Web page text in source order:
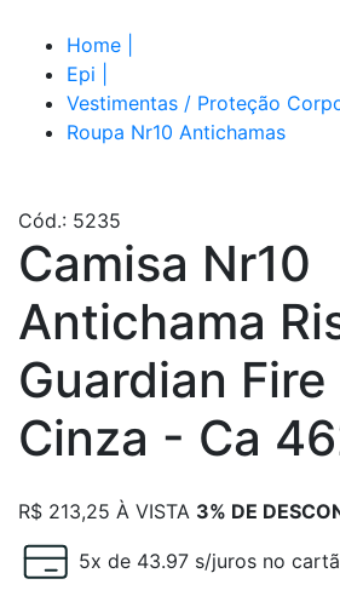
Home
Epi
Vestimentas / Proteção
Roupa Nr10 Antichamas
Cód.: 5235
Camisa Nr10
Antichama
Guardian Fire
Cinza - Ca
R$ 213,25 À VISTA 3% DE
5x de 43.97 s/juros no